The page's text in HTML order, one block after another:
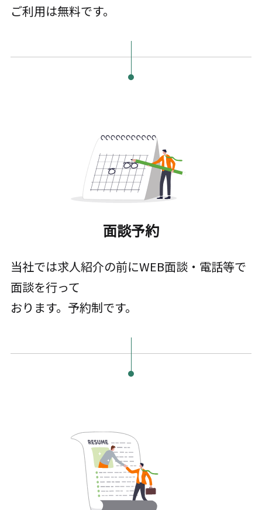
ご利用は無料です。
面談予約
当社では求人紹介の前にWEB面談・電話等で
面談を行って
おります。予約制です。